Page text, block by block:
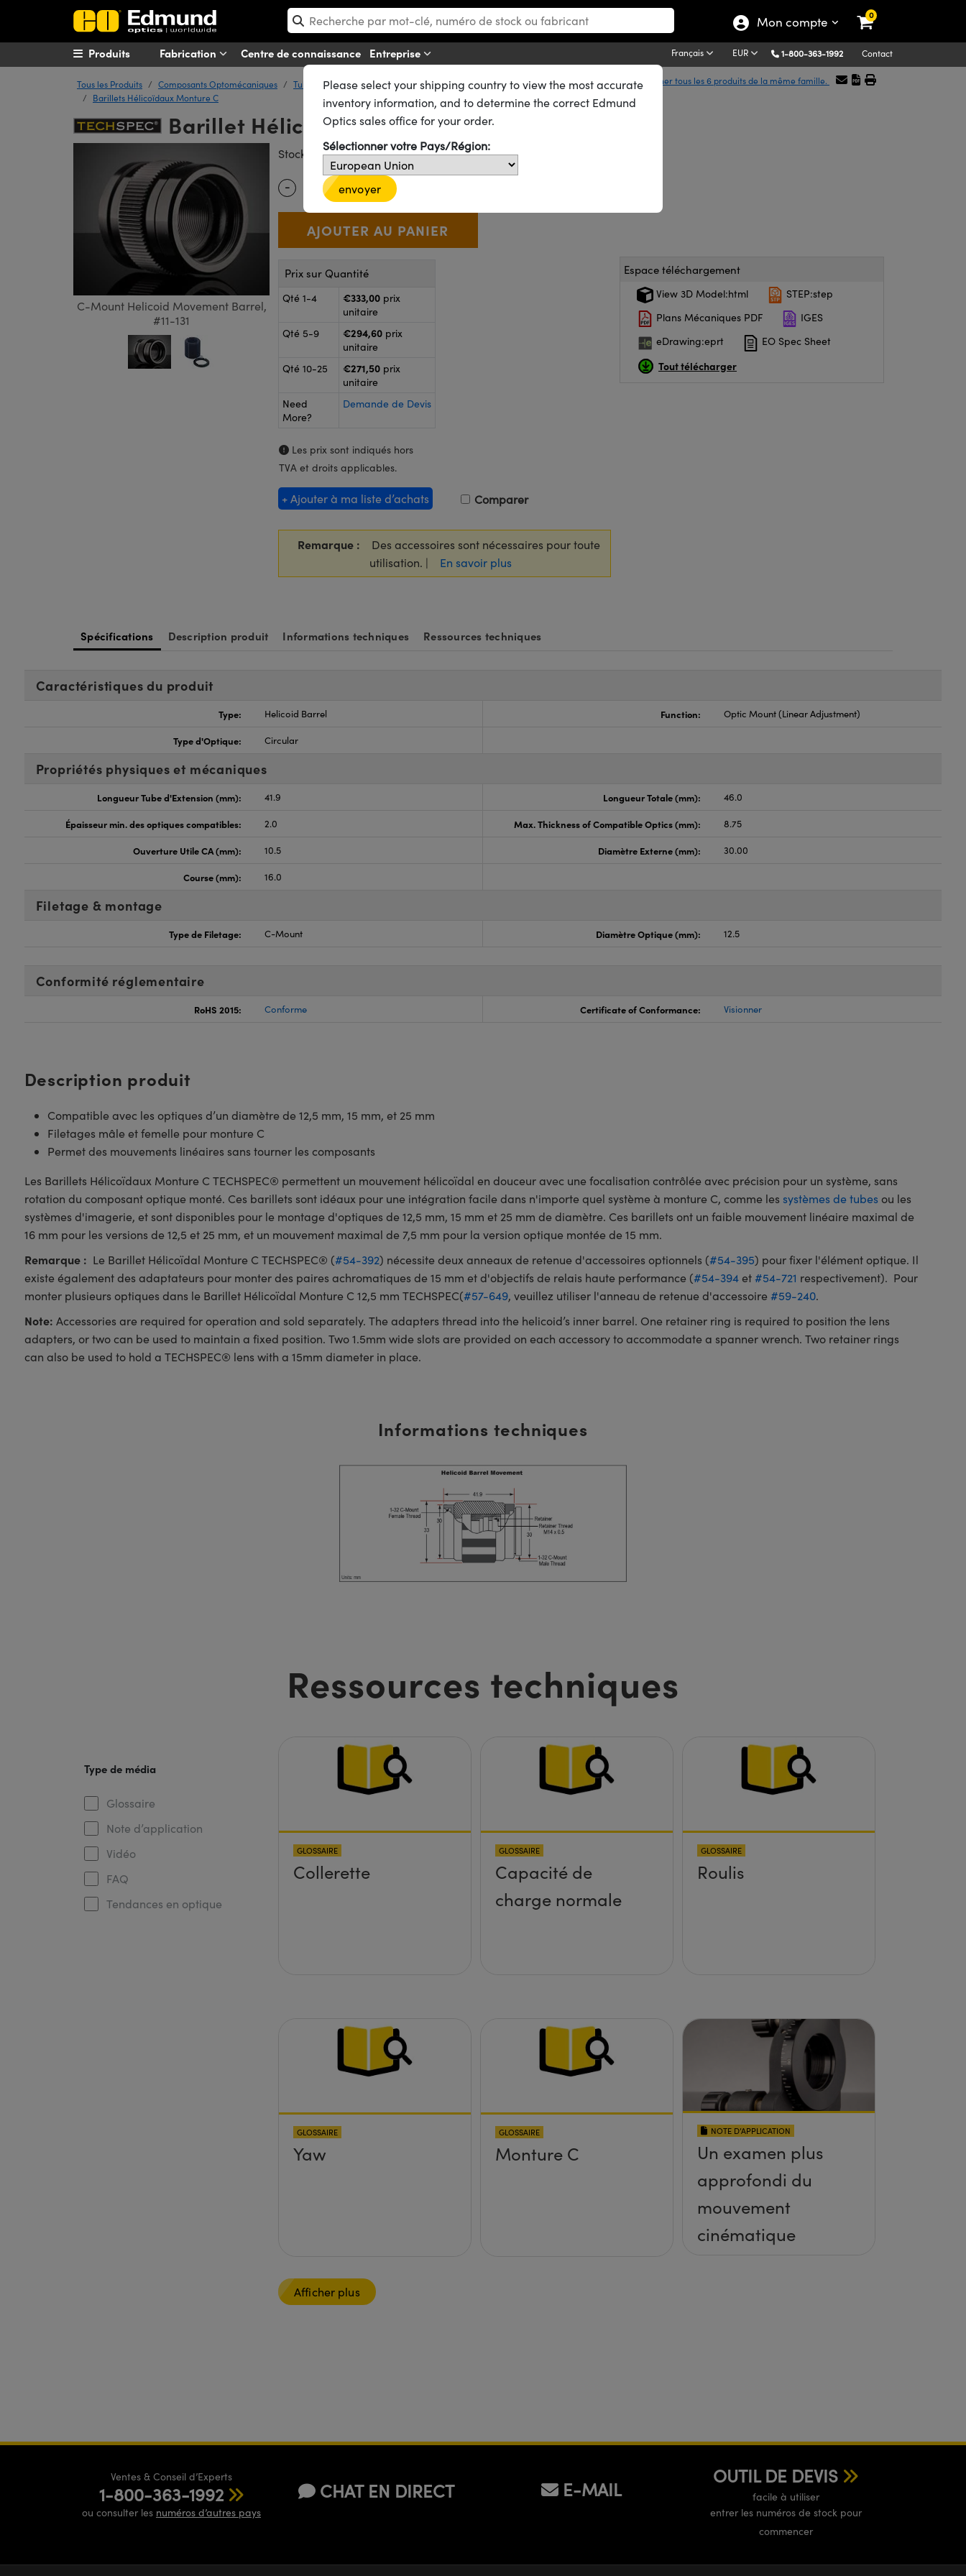
Mon compte 0
Fabrication Centre de connaissance Entreprise Français EUR 1-800-363-1992 Contact
Produits
Tous les Produits Composants Optomécaniques Tube System
Composants de Monture C, S et T
Barillets Hélicoïdaux Monture C
Afficher tous les 6 produits de la même famille.
Barillet Hélicoïdal Monture C, 12,5 mm de dia.
C-Mount Helicoid Movement Barrel,
#11-131
Stock #57-649 CONTACT
Quantity Selector
- Use the plus and minus buttons to adjust the quantity.
+ €333,00
Prix sur Quantité
Qté 1-4 €333,00 prix
unitaire
Qté 5-9
€294,60 prix
unitaire
Qté 10-25
€271,50 prix
unitaire
Need
More?
Demande de Devis
Les prix sont indiqués hors
TVA et droits applicables.
+ Ajouter à ma liste d’achats Comparer
Remarque :
Des accessoires sont nécessaires pour toute
utilisation. |
En savoir plus
Espace téléchargement
View 3D Model:html
STEP:step
Plans Mécaniques PDF
IGES
eDrawing:eprt
EO Spec Sheet
Tout télécharger
Spécifications Description produit Informations techniques Ressources techniques
Caractéristiques du produit
Type: Helicoid Barrel Function: Optic Mount (Linear Adjustment)
Type d'Optique: Circular
Propriétés physiques et mécaniques
Longueur Tube d'Extension (mm): 41.9 Longueur Totale (mm): 46.0
Épaisseur min. des optiques compatibles: 2.0 Max. Thickness of Compatible Optics (mm): 8.75
Ouverture Utile CA (mm): 10.5 Diamètre Externe (mm): 30.00
Course (mm): 16.0
Filetage & montage
Type de Filetage: C-Mount Diamètre Optique (mm): 12.5
Conformité réglementaire
RoHS 2015: Conforme Certificate of Conformance: Visionner
Description produit
Compatible avec les optiques d’un diamètre de 12,5 mm, 15 mm, et 25 mm
Filetages mâle et femelle pour monture C
Permet des mouvements linéaires sans tourner les composants
Les Barillets Hélicoïdaux Monture C TECHSPEC® permettent un mouvement hélicoïdal en douceur avec une focalisation contrôlée avec précision pour un système, sans
rotation du composant optique monté. Ces barillets sont idéaux pour une intégration facile dans n'importe quel système à monture C, comme les systèmes de tubesou les
systèmes d'imagerie, et sont disponibles pour le montage d'optiques de 12,5 mm, 15 mm et 25 mm de diamètre. Ces barillets ont un faible mouvement linéaire maximal de
16 mm pour les versions de 12,5 et 25 mm, et un mouvement maximal de 7,5 mm pour la version optique montée de 15 mm.
Remarque : Le Barillet Hélicoïdal Monture C TECHSPEC® (#54-392) nécessite deux anneaux de retenue d'accessoires optionnels (#54-395) pour fixer l'élément optique. Il
existe également des adaptateurs pour monter des paires achromatiques de 15 mm et d'objectifs de relais haute performance (#54-394et#54-721 respectivement). Pour
monter plusieurs optiques dans le Barillet Hélicoïdal Monture C 12,5 mm TECHSPEC(#57-649, veuillez utiliser l'anneau de retenue d'accessoire#59-240.
Note: Accessories are required for operation and sold separately. The adapters thread into the helicoid’s inner barrel. One retainer ring is required to position the lens
adapters, or two can be used to maintain a fixed position. Two 1.5mm wide slots are provided on each accessory to accommodate a spanner wrench. Two retainer rings
can also be used to hold a TECHSPEC® lens with a 15mm diameter in place.
Informations techniques
Ressources techniques
Type de média
Glossaire
Note d’application
Vidéo
FAQ
Tendances en optique
GLOSSAIRE
Collerette
GLOSSAIRE
Capacité de
charge normale
GLOSSAIRE
Roulis
GLOSSAIRE
Yaw
GLOSSAIRE
Monture C
NOTE D’APPLICATION
Un examen plus
approfondi du
mouvement
cinématique
Afficher plus
Ventes & Conseil d’Experts
1-800-363-1992
ou consulter les numéros d’autres pays
CHAT EN DIRECT E-MAIL
OUTIL DE DEVIS
facile à utiliser
entrer les numéros de stock pour
commencer
Please select your shipping country to view the most accurate
inventory information, and to determine the correct Edmund
Optics sales office for your order.
Sélectionner votre Pays/Région:
envoyer